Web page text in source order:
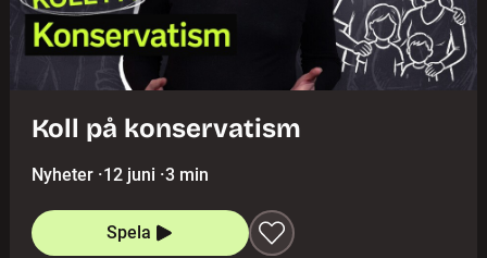
Koll på konservatism
Nyheter ·12 juni ·3 min
Spela